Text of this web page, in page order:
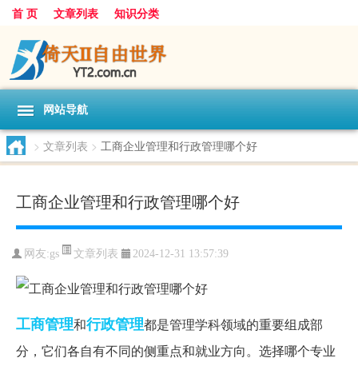
首 页 文章列表 知识分类
网站导航
> 文章列表 > 工商企业管理和行政管理哪个好
工商企业管理和行政管理哪个好
网友:gs 文章列表 2024-12-31 13:57:39
工商管理和行政管理都是管理学科领域的重要组成部
分，它们各自有不同的侧重点和就业方向。选择哪个专业